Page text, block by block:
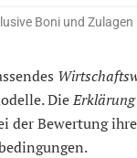
Boni und Zulagen
DieErklärung
der Bewertung